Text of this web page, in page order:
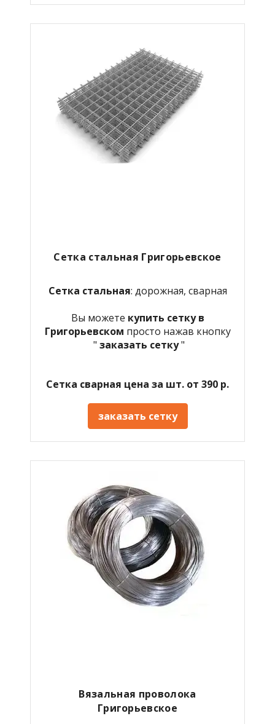
Сетка стальная Григорьевское
Сетка стальная: дорожная, сварная
Вы можете купить сетку в
Григорьевском просто нажав кнопку
" заказать сетку"
Сетка сварная цена за шт. от 390 р.
заказать сетку
Вязальная проволока
Григорьевское